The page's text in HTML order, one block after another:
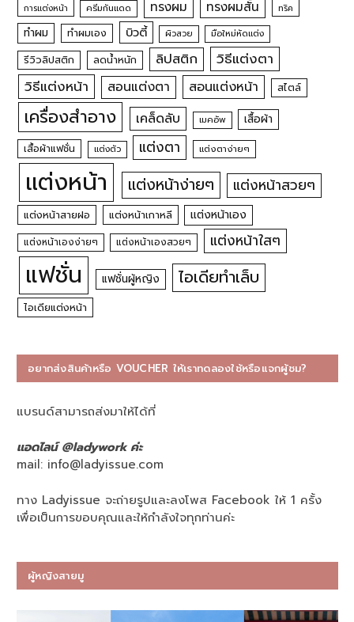
การแต่งหน้า ครีมกันแดด ทรงผม ทรงผมสั้น ทริค
ทำผม ทำผมเอง บิวตี้ ผิวสวย มือใหม่หัดแต่ง
รีวิวลิปสติก ลดน้ำหนัก ลิปสติก
วิธีแต่งตา
วิธีแต่งหน้า
สอนแต่งตา สอนแต่งหน้า สไตล์
เครื่องสำอาง เคล็ดลับ เมคอัพ เสื้อผ้า
เสื้อผ้าแฟชั่น แต่งตัว แต่งตา แต่งตาง่ายๆ
แต่งหน้า แต่งหน้าง่ายๆ แต่งหน้าสวยๆ
แต่งหน้าสายฝอ แต่งหน้าเกาหลี แต่งหน้าเอง
แต่งหน้าเองง่ายๆ แต่งหน้าเองสวยๆ แต่งหน้าใสๆ
แฟชั่น แฟชั่นผู้หญิง ไอเดียทำเล็บ
ไอเดียแต่งหน้า
อยากส่งสินค้าหรือ VOUCHER ให้เราทดลองใช้หรือแจกผู้ชม?
แบรนด์สามารถส่งมาให้ได้ที่
แอดไลน์ @ladywork ค่ะ
mail: info@ladyissue.com
ทาง Ladyissue จะถ่ายรูปและลงโพส Facebook ให้ 1 ครั้ง
เพื่อเป็นการขอบคุณและให้กำลังใจทุกท่านค่ะ
ผู้หญิงสายมู